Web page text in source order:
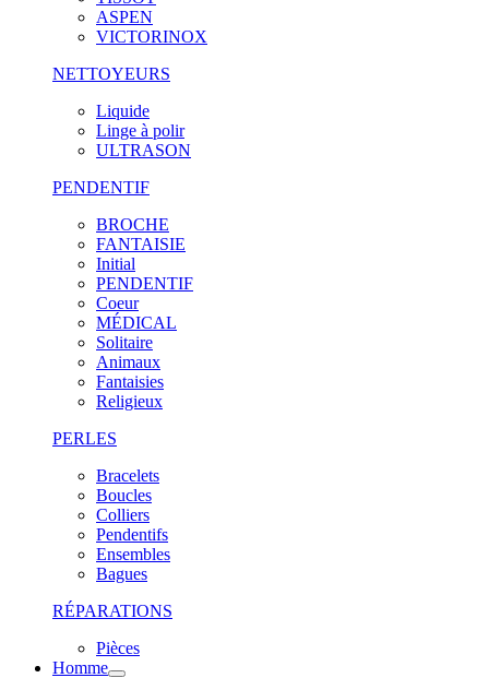
ASPEN
VICTORINOX
NETTOYEURS
Liquide
Linge à polir
ULTRASON
PENDENTIF
BROCHE
FANTAISIE
Initial
PENDENTIF
Coeur
MÉDICAL
Solitaire
Animaux
Fantaisies
Religieux
PERLES
Bracelets
Boucles
Colliers
Pendentifs
Ensembles
Bagues
RÉPARATIONS
Pièces
Homme